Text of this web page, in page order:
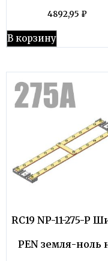
4892,95 ₽
В корзину
RC19 NP-11-275-P
PEN земля-ноль